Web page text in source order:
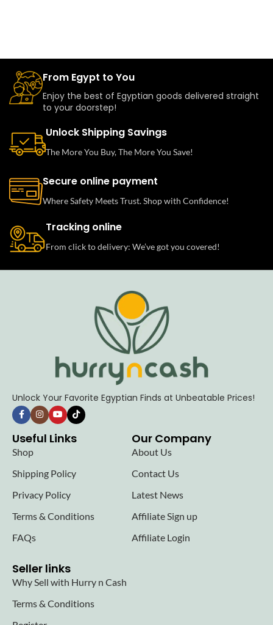
From Egypt to You
Enjoy the best of Egyptian goods delivered straight
to your doorstep!
Unlock Shipping Savings
The More You Buy, The More You Save!
Secure online payment
Where Safety Meets Trust. Shop with Confidence!
Tracking online
From click to delivery: We’ve got you covered!
Unlock Your Favorite Egyptian Finds at Unbeatable Prices!
Useful Links
Shop
Shipping Policy
Privacy Policy
Terms & Conditions
FAQs
Our Company
About Us
Contact Us
Latest News
Affiliate Sign up
Affiliate Login
Seller links
Why Sell with Hurry n Cash
Terms & Conditions